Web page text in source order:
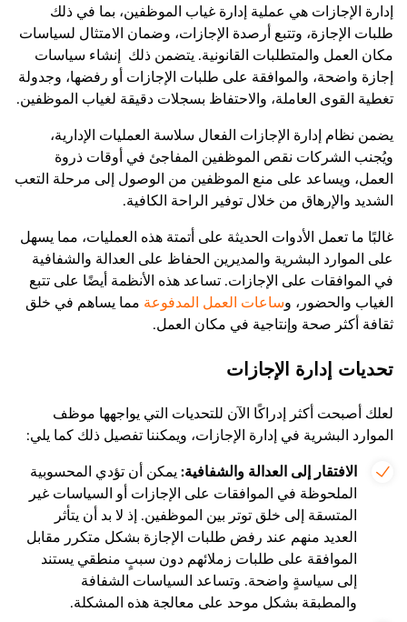
إدارة الإجازات هي عملية إدارة غياب الموظفين، بما في ذلك
طلبات الإجازة، وتتبع أرصدة الإجازات، وضمان الامتثال لسياسات
مكان العمل والمتطلبات القانونية. يتضمن ذلك إنشاء سياسات
إجازة واضحة، والموافقة على طلبات الإجازات أو رفضها، وجدولة
تغطية القوى العاملة، والاحتفاظ بسجلات دقيقة لغياب الموظفين.
يضمن نظام إدارة الإجازات الفعال سلاسة العمليات الإدارية،
ويُجنب الشركات نقص الموظفين المفاجئ في أوقات ذروة
العمل، ويساعد على منع الموظفين من الوصول إلى مرحلة التعب
الشديد والإرهاق من خلال توفير الراحة الكافية.
غالبًا ما تعمل الأدوات الحديثة على أتمتة هذه العمليات، مما يسهل
على الموارد البشرية والمديرين الحفاظ على العدالة والشفافية
في الموافقات على الإجازات. تساعد هذه الأنظمة أيضًا على تتبع
الغياب والحضور، وساعات العمل المدفوعة مما يساهم في خلق
ثقافة أكثر صحة وإنتاجية في مكان العمل.
تحديات إدارة الإجازات
لعلك أصبحت أكثر إدراكًا الآن للتحديات التي يواجهها موظف
الموارد البشرية في إدارة الإجازات، ويمكننا تفصيل ذلك كما يلي:
الافتقار إلى العدالة والشفافية:يمكن أن تؤدي المحسوبية
الملحوظة في الموافقات على الإجازات أو السياسات غير
المتسقة إلى خلق توتر بين الموظفين. إذ لا بد أن يتأثر
العديد منهم عند رفض طلبات الإجازة بشكل متكرر مقابل
الموافقة على طلبات زملائهم دون سببٍ منطقي يستند
إلى سياسةٍ واضحة. وتساعد السياسات الشفافة
والمطبقة بشكل موحد على معالجة هذه المشكلة.